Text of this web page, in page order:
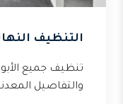
التنظيف
تنظيف جميع
والتفاصيل